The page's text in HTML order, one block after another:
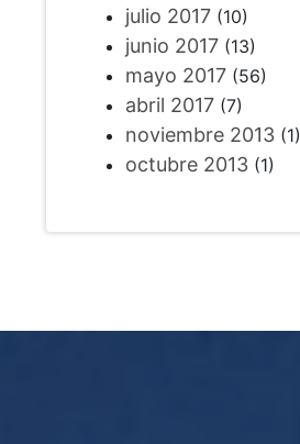
julio 2017(10)
junio 2017(13)
mayo 2017(56)
abril 2017(7)
noviembre 2013(1)
octubre 2013(1)